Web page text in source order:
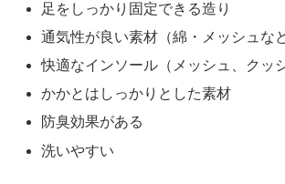
足をしっかり固定できる造り
通気性が良い素材（綿・メッシュなど
快適なインソール（メッシュ、クッ
かかとはしっかりとした素材
防臭効果がある
洗いやすい